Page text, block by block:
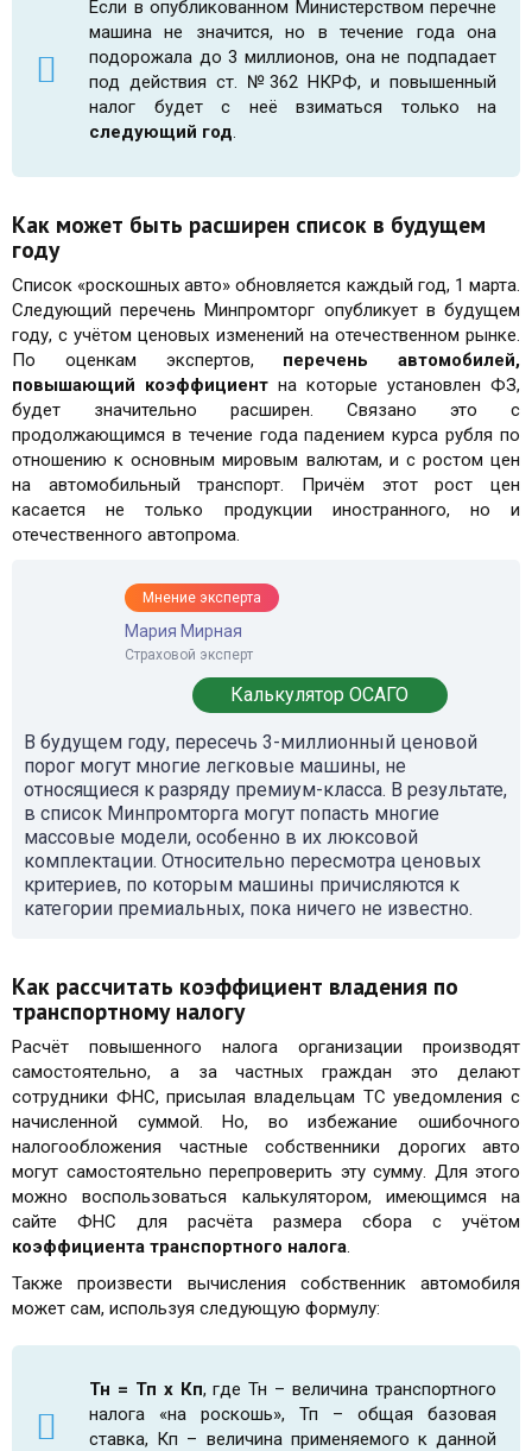
Если в опубликованном Министерством перечне
машина не значится, но в течение года она
подорожала до 3 миллионов, она не подпадает
под действия ст. №362 НКРФ, и повышенный
налог будет с неё взиматься только на
следующий год.
Как может быть расширен список в будущем
году
Список «роскошных авто» обновляется каждый год, 1 марта.
Следующий перечень Минпромторг опубликует в будущем
году, с учётом ценовых изменений на отечественном рынке.
По оценкам экспертов, перечень автомобилей,
повышающий коэффициент на которые установлен ФЗ,
будет значительно расширен. Связано это с
продолжающимся в течение года падением курса рубля по
отношению к основным мировым валютам, и с ростом цен
на автомобильный транспорт. Причём этот рост цен
касается не только продукции иностранного, но и
отечественного автопрома.
Мнение эксперта
Мария Мирная
Страховой эксперт
Калькулятор ОСАГО
В будущем году, пересечь 3-миллионный ценовой
порог могут многие легковые машины, не
относящиеся к разряду премиум-класса. В результате,
в список Минпромторга могут попасть многие
массовые модели, особенно в их люксовой
комплектации. Относительно пересмотра ценовых
критериев, по которым машины причисляются к
категории премиальных, пока ничего не известно.
Как рассчитать коэффициент владения по
транспортному налогу
Расчёт повышенного налога организации производят
самостоятельно, а за частных граждан это делают
сотрудники ФНС, присылая владельцам ТС уведомления с
начисленной суммой. Но, во избежание ошибочного
налогообложения частные собственники дорогих авто
могут самостоятельно перепроверить эту сумму. Для этого
можно воспользоваться калькулятором, имеющимся на
сайте ФНС для расчёта размера сбора с учётом
коэффициента транспортного налога.
Также произвести вычисления собственник автомобиля
может сам, используя следующую формулу:
Тн = Тп х Кп, где Тн – величина транспортного
налога «на роскошь», Тп – общая базовая
ставка, Кп – величина применяемого к данной